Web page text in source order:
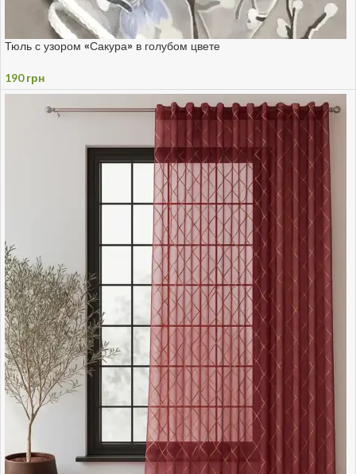
Тюль с узором «Сакура» в голубом цвете
190грн